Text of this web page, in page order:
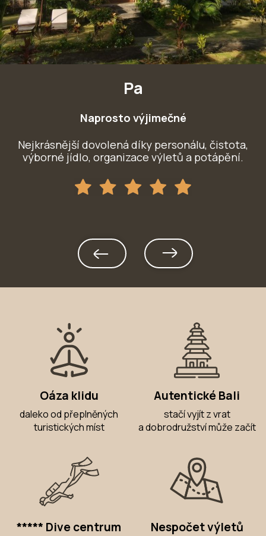
Pa
Naprosto výjimečné
Nejkrásnější dovolená díky personálu, čistota,
výborné jídlo, organizace výletů a potápění.
Oáza klidu
daleko od přeplněných
turistických míst
Autentické Bali
stačí vyjít z vrat
a dobrodružství může začít
***** Dive centrum Nespočet výletů